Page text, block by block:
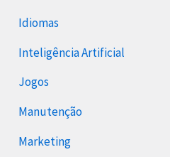
Idiomas
Inteligência Artificial
Jogos
Manutenção
Marketing